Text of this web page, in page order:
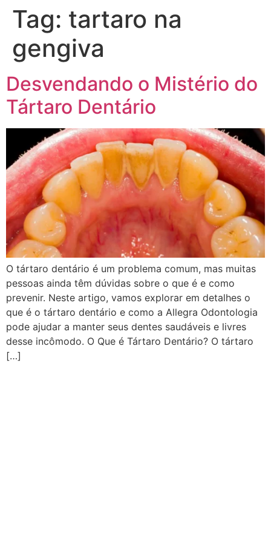
Tag: tartaro na
gengiva
Desvendando o Mistério do
Tártaro Dentário
O tártaro dentário é um problema comum, mas muitas
pessoas ainda têm dúvidas sobre o que é e como
prevenir. Neste artigo, vamos explorar em detalhes o
que é o tártaro dentário e como a Allegra Odontologia
pode ajudar a manter seus dentes saudáveis e livres
desse incômodo. O Que é Tártaro Dentário? O tártaro
[…]